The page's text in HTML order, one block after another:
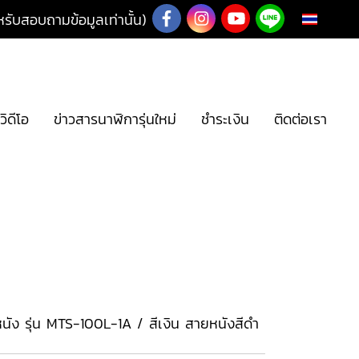
บสอบถามข้อมูลเท่านั้น)
วิดีโอ ข่าวสารนาฬิการุ่นใหม่ ชำระเงิน ติดต่อเรา
ง รุ่น MTS-100L-1A / สีเงิน สายหนังสีดำ